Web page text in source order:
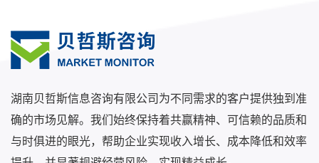
湖南贝哲斯信息咨询有限公司为不同需求的客户提供独到准
确的市场见解。我们始终保持着共赢精神、可信赖的品质和
与时俱进的眼光，帮助企业实现收入增长、成本降低和效率